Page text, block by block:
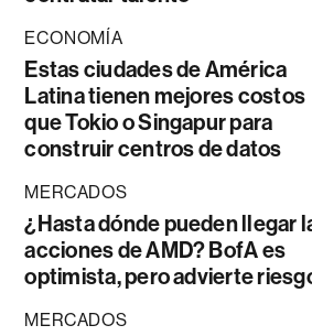
ECONOMÍA
Estas ciudades de América
Latina tienen mejores costos
que Tokio o Singapur para
construir centros de datos
MERCADOS
¿Hasta dónde pueden llegar
acciones de AMD? BofA es
optimista, pero advierte
MERCADOS